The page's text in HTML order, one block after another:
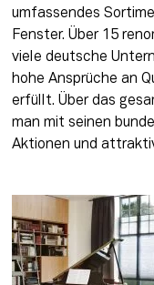
umfassendes
Fenster. Über 15
viele deutsche
hohe Ansprüche an
erfüllt. Über das
man mit seinen
Aktionen und